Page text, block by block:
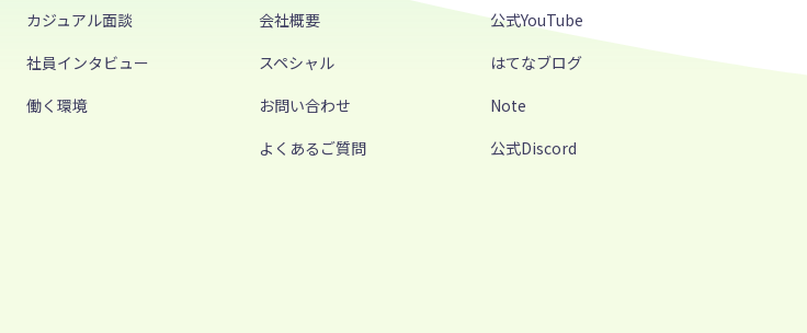
カジュアル面談
社員インタビュー
働く環境
会社概要
スペシャル
お問い合わせ
よくあるご質問
公式YouTube
はてなブログ
Note
公式Discord